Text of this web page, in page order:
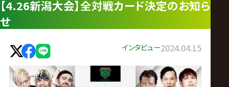
プ
ロ
【4.26新潟大会】全対戦カード決定のお知ら
せ
インタビュー2024.04.15